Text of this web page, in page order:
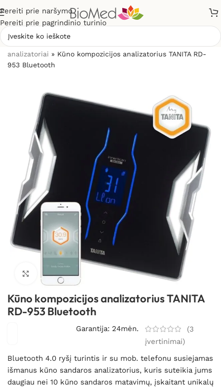
Pereiti prie naršymo
Pereiti prie pagrindinio turinio
analizatoriai » Kūno kompozicijos analizatorius TANITA RD-
953 Bluetooth
Spustelėkite, kad padidintumėte
Kūno kompozicijos analizatorius TANITA
RD-953 Bluetooth
Garantija: 24mėn. (3
įvertinimai)
Bluetooth 4.0 ryšį turintis ir su mob. telefonu susiejamas
išmanus kūno sandaros analizatorius, kuris suteikia jums
daugiau nei 10 kūno sandaros matavimų, įskaitant unikalų